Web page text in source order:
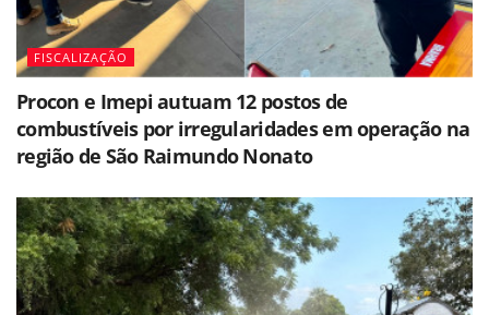
FISCALIZAÇÃO
Procon e Imepi autuam 12 postos de
combustíveis por irregularidades em operação na
região de São Raimundo Nonato